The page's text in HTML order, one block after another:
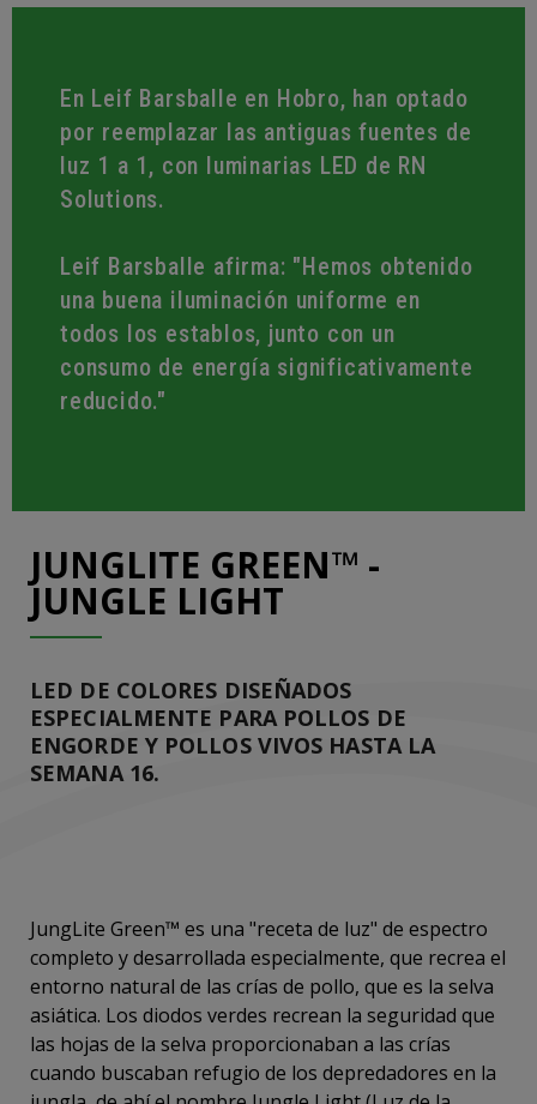
En Leif Barsballe en Hobro, han optado
por reemplazar las antiguas fuentes de
luz 1 a 1, con luminarias LED de RN
Solutions.
Leif Barsballe afirma: "Hemos obtenido
una buena iluminación uniforme en
todos los establos, junto con un
consumo de energía significativamente
En Leif Barsballe en Hobro, han optado
por reemplazar las antiguas fuentes de
luz 1 a 1, con luminarias LED de RN
Solutions.
Leif Barsballe afirma: "Hemos obtenido
una buena iluminación uniforme en
todos los establos, junto con un
consumo de energía significativamente
En Leif Barsballe en Hobro, han optado
por reemplazar las antiguas fuentes de
luz 1 a 1, con luminarias LED de RN
Solutions.
Leif Barsballe afirma: "Hemos obtenido
una buena iluminación uniforme en
todos los establos, junto con un
consumo de energía significativamente
JUNGLITE GREEN™ -
JUNGLE LIGHT
LED DE COLORES DISEÑADOS
ESPECIALMENTE PARA POLLOS DE
ENGORDE Y POLLOS VIVOS HASTA LA
SEMANA 16.
JungLite Green™ es una "receta de luz" de espectro
completo y desarrollada especialmente, que recrea el
entorno natural de las crías de pollo, que es la selva
asiática. Los diodos verdes recrean la seguridad que
las hojas de la selva proporcionaban a las crías
cuando buscaban refugio de los depredadores en la